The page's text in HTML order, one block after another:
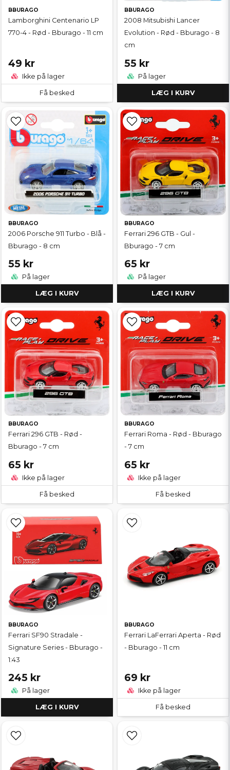
BBURAGO
Lamborghini Centenario LP
770-4 - Rød - Bburago - 11 cm
49 kr
Ikke på lager
Få besked
BBURAGO
2008 Mitsubishi Lancer
Evolution - Rød - Bburago - 8
cm
55 kr
På lager
LÆG I KURV
BBURAGO
2006 Porsche 911 Turbo - Blå -
Bburago - 8 cm
55 kr
På lager
LÆG I KURV
BBURAGO
Ferrari 296 GTB - Gul -
Bburago - 7 cm
65 kr
På lager
LÆG I KURV
BBURAGO
Ferrari 296 GTB - Rød -
Bburago - 7 cm
65 kr
Ikke på lager
Få besked
BBURAGO
Ferrari Roma - Rød - Bburago
- 7 cm
65 kr
Ikke på lager
Få besked
BBURAGO
Ferrari SF90 Stradale -
Signature Series - Bburago -
1:43
245 kr
På lager
LÆG I KURV
BBURAGO
Ferrari LaFerrari Aperta - Rød
- Bburago - 11 cm
69 kr
Ikke på lager
Få besked